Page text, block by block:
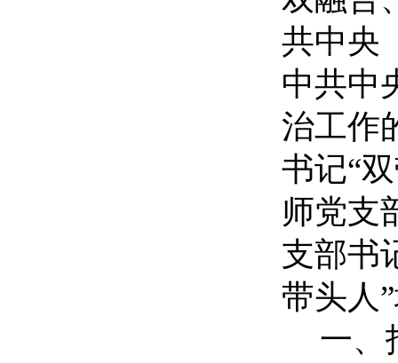
共中央
中共中
治工作
书记“
师党支
支部书
带头人
一、